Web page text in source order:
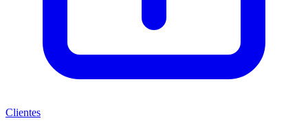
Clientes